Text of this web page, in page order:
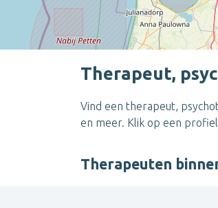
Therapeut,
Vind een therapeut,
en meer. Klik op een
Therapeuten